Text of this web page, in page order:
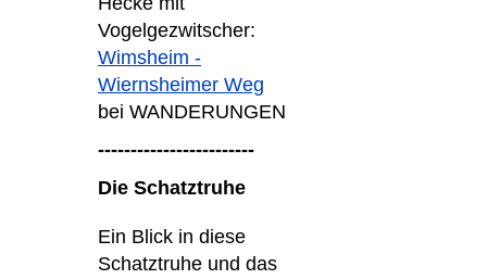
Vogelgezwitscher:
Wimsheim -
Wiernsheimer Weg
bei WANDERUNGEN
------------------------
Die Schatztruhe
Ein Blick in diese
Schatztruhe und das